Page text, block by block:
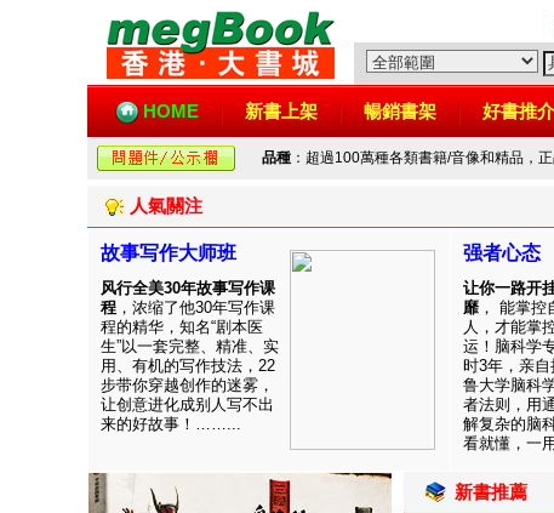
HOME 新書上架 暢銷書架 好書推介
品種 ：超過100萬種各類書籍/音像和精品，
人氣關注
故事写作大师班
风行全美30年故事写作课
程 ，浓缩了他30年写作课
程的精华，知名“剧本医
生”以一套完整、精准、实
用、有机的写作技法，22
步带你穿越创作的迷雾，
让创意进化成别人写不出
来的好故事！……...
强者心态
让你一路开
靡 ， 能掌控
人，才能掌
运！脑科学
时3年，亲
鲁大学脑科
者法则，用
解复杂的脑
看就懂，一
新書推薦